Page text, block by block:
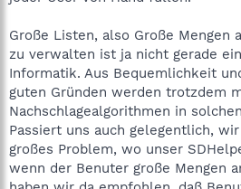
Große Listen, also Große Mengen
zu verwalten ist ja nicht gerade
Informatik. Aus Bequemlichkeit
guten Gründen werden trotzdem
Nachschlagealgorithmen in
Passiert uns auch gelegentlich,
großes Problem, wo unser
wenn der Benuter große Mengen